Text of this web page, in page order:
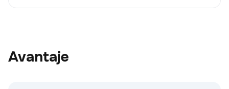
Avantaje